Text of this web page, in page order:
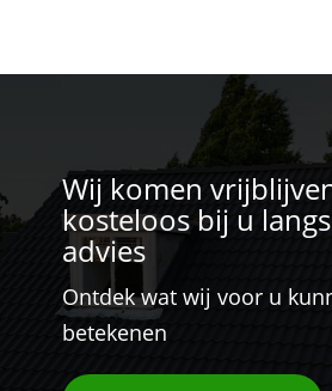
Wij komen
kosteloos bij u
advies
Ontdek wat wij voor u
betekenen